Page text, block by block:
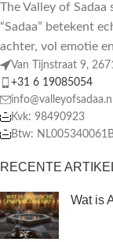
The Valley of
“Sadaa” betekent
achter, vol emotie
Van Tijnstraat 9,
+31 6 19085054
info@valleyofsadaa.nl
Kvk: 98490923
Btw:
RECENTE
Wat is